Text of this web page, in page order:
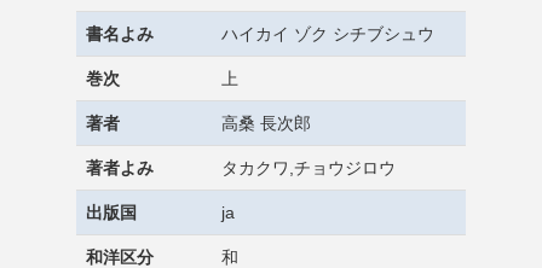
書名よみ ハイカイ ゾク シチブシュウ
巻次 上
著者 高桑 長次郎
著者よみ タカクワ,チョウジロウ
出版国 ja
和洋区分 和